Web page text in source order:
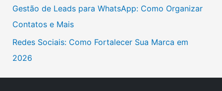
r
:
Gestão de Leads para WhatsApp: Como Organizar
Contatos e Mais
Redes Sociais: Como Fortalecer Sua Marca em
2026